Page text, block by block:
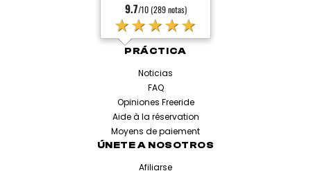
9.7/10 (289 notas)
★★★★★
PRÁCTICA
Noticias
FAQ
Opiniones Freeride
Aide à la réservation
Moyens de paiement
ÚNETE A NOSOTROS
Afiliarse